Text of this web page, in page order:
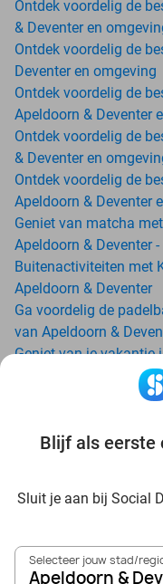
Blijf als eerste
Sluit je aan bij Social
Selecteer jouw stad/
Apeldoorn &
Ontdek voordelig de
& Deventer en
Ontdek voordelig de
Deventer en omgeving
Ontdek voordelig de
Apeldoorn & Deventer
Ontdek voordelig de
& Deventer en
Ontdek voordelig de
Apeldoorn & Deventer
Geniet van matcha
Apeldoorn & Deventer -
Buitenactiviteiten met
Apeldoorn & Deventer
Ga voordelig de
van Apeldoorn &
Geniet van je vakantie
Nederland met Social
Ontdek voordelig
Ervaar de kwaliteit
Apeldoorn & Deventer
Met hoge korting naar
Deventer
Skiën met korting in